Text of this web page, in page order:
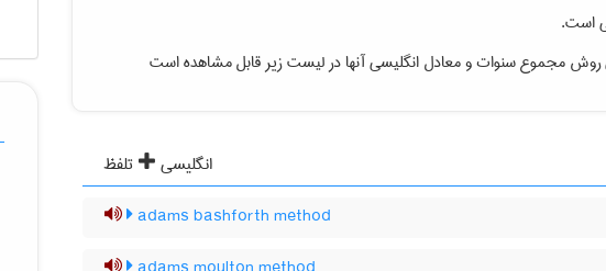
است.
روش مجموع سنواتو معادل انگلیسی آنها در لیست زیر قابل مشاهده است
انگلیسی
تلفظ
adams bashforth method